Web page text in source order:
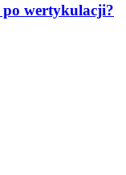
po wertykulacji?